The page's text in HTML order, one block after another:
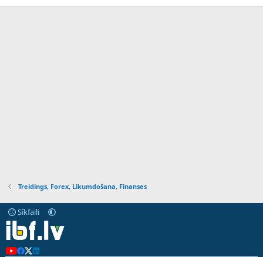
Treidings, Forex, Likumdošana, Finanses
Sīkfaili